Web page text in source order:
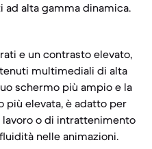
alta gamma dinamica.
e un contrasto elevato,
multimediali di alta
schermo più ampio e la
più elevata, è adatto per
o di intrattenimento
nelle animazioni.